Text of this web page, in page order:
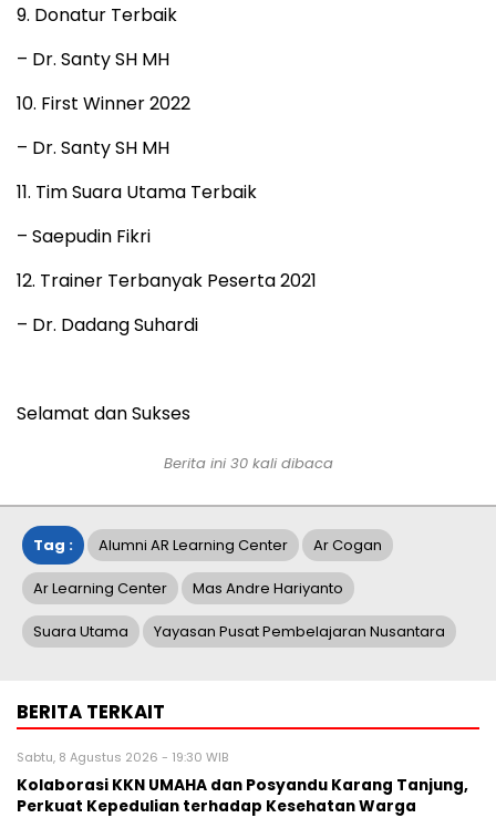
9. Donatur Terbaik
– Dr. Santy SH MH
10. First Winner 2022
– Dr. Santy SH MH
11. Tim Suara Utama Terbaik
– Saepudin Fikri
12. Trainer Terbanyak Peserta 2021
– Dr. Dadang Suhardi
Selamat dan Sukses
Berita ini 30kali dibaca
Tag : Alumni AR Learning Center Ar Cogan
Ar Learning Center Mas Andre Hariyanto
Suara Utama Yayasan Pusat Pembelajaran Nusantara
BERITA TERKAIT
Sabtu, 8 Agustus 2026 - 19:30 WIB
Kolaborasi KKN UMAHA dan Posyandu Karang Tanjung,
Perkuat Kepedulian terhadap Kesehatan Warga